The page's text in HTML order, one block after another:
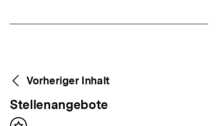
Weitere
Inhalte
Content-
Navigation
Vorheriger Inhalt
V
o
Stellenangebote